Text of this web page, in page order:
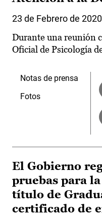
23 de Febrero de 2020
Durante una reunión
Oficial de Psicología
Notas de prensa
Fotos
El Gobierno
pruebas para
título de
certificado de